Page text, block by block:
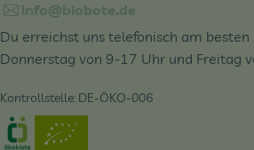
info@biobote.de
Du erreichst uns telefonisch am
Donnerstag von 9-17 Uhr und Freitag
Kontrollstelle: DE-ÖKO-006
Externer Link zu https://